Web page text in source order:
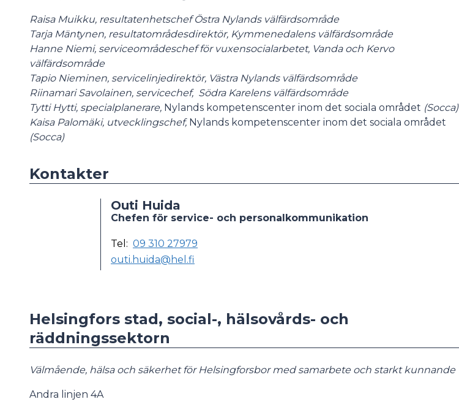
Raisa Muikku, resultatenhetschef Östra Nylands välfärdsområde
Tarja Mäntynen, resultatområdesdirektör, Kymmenedalens välfärdsområde
Hanne Niemi, serviceområdeschef för vuxensocialarbetet, Vanda och Kervo
välfärdsområde
Tapio Nieminen, servicelinjedirektör, Västra Nylands välfärdsområde
Riinamari Savolainen, servicechef, Södra Karelens välfärdsområde
Tytti Hytti, specialplanerare, Nylands kompetenscenter inom det sociala området (Socca)
Kaisa Palomäki, utvecklingschef, Nylands kompetenscenter inom det sociala området
(Socca)
Kontakter
Outi Huida
Chefen för service- och personalkommunikation
Tel: 09 310 27979
outi.huida@hel.fi
Helsingfors stad, social-, hälsovårds- och
räddningssektorn
Välmående, hälsa och säkerhet för Helsingforsbor med samarbete och starkt kunnande
Andra linjen 4A